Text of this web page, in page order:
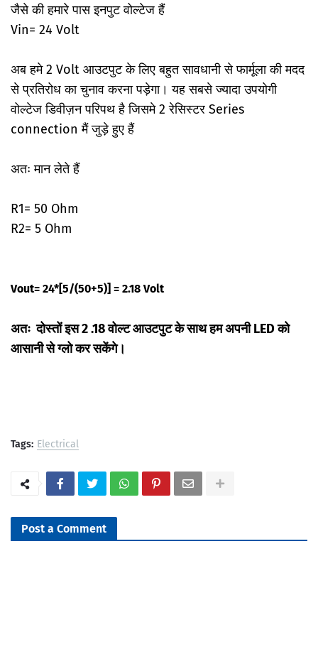
जैसे की हमारे पास इनपुट वोल्टेज हैं
Vin= 24 Volt
अब हमे 2 Volt आउटपुट के लिए बहुत सावधानी से फार्मूला की मदद
से प्रतिरोध का चुनाव करना पड़ेगा। यह सबसे ज्यादा उपयोगी
वोल्टेज डिवीज़न परिपथ है जिसमे 2 रेसिस्टर Series
connection मैं जुड़े हुए हैं
अतः मान लेते हैं
R1= 50 Ohm
R2= 5 Ohm
Vout= 24*[5/(50+5)] = 2.18 Volt
अतः दोस्तों इस 2 .18 वोल्ट आउटपुट के साथ हम अपनी LED को
आसानी से ग्लो कर सकेंगे।
Tags: Electrical
Post a Comment